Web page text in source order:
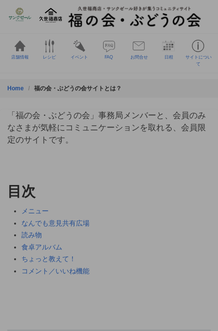
店舗情報 レシピ イベント FAQ お問合せ 日程
サイトについ
て
Home 福の会・ぶどうの会サイトとは？
「福の会・ぶどうの会」事務局メンバーと、会員のみ
なさまが気軽にコミュニケーションを取れる、会員限
定のサイトです。
目次
メニュー
なんでも意見共有広場
読み物
食卓アルバム
ちょっと教えて！
コメント／いいね機能